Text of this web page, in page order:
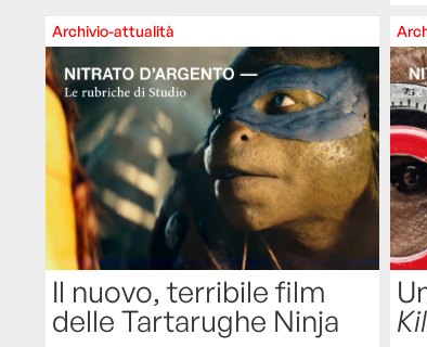
Archivio-attualità
Il nuovo, terribile film
delle Tartarughe Ninja